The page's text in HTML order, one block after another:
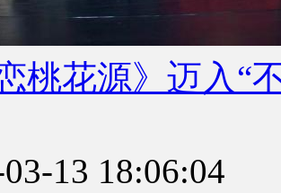
桃花源》迈入“
13 18:06:04